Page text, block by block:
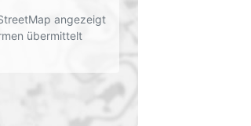
angezeigt
übermittelt